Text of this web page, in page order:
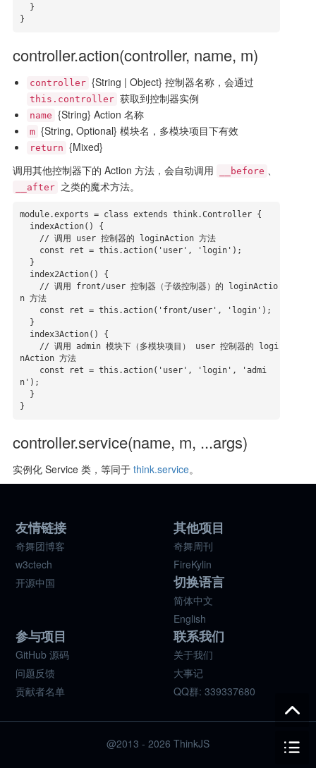
}
controller.action(controller, name, m)
controller {String | Object} 控制器名称，会通过
this.controller 获取到控制器实例
name {String} Action 名称
m {String, Optional} 模块名，多模块项目下有效
return {Mixed}
调用其他控制器下的 Action 方法，会自动调用
__before 、
__after 之类的魔术方法。
module.exports = class extends think.Controller {
n 方法
nAction 方法
n');
}
controller.service(name, m, ...args)
实例化 Service 类，等同于 think.service。
友情链接
奇舞团博客
w3ctech
开源中国
其他项目
奇舞周刊
FireKylin
切换语言
简体中文
English
参与项目
GitHub 源码
问题反馈
贡献者名单
联系我们
关于我们
大事记
QQ群: 339337680
@2013 - 2026 ThinkJS